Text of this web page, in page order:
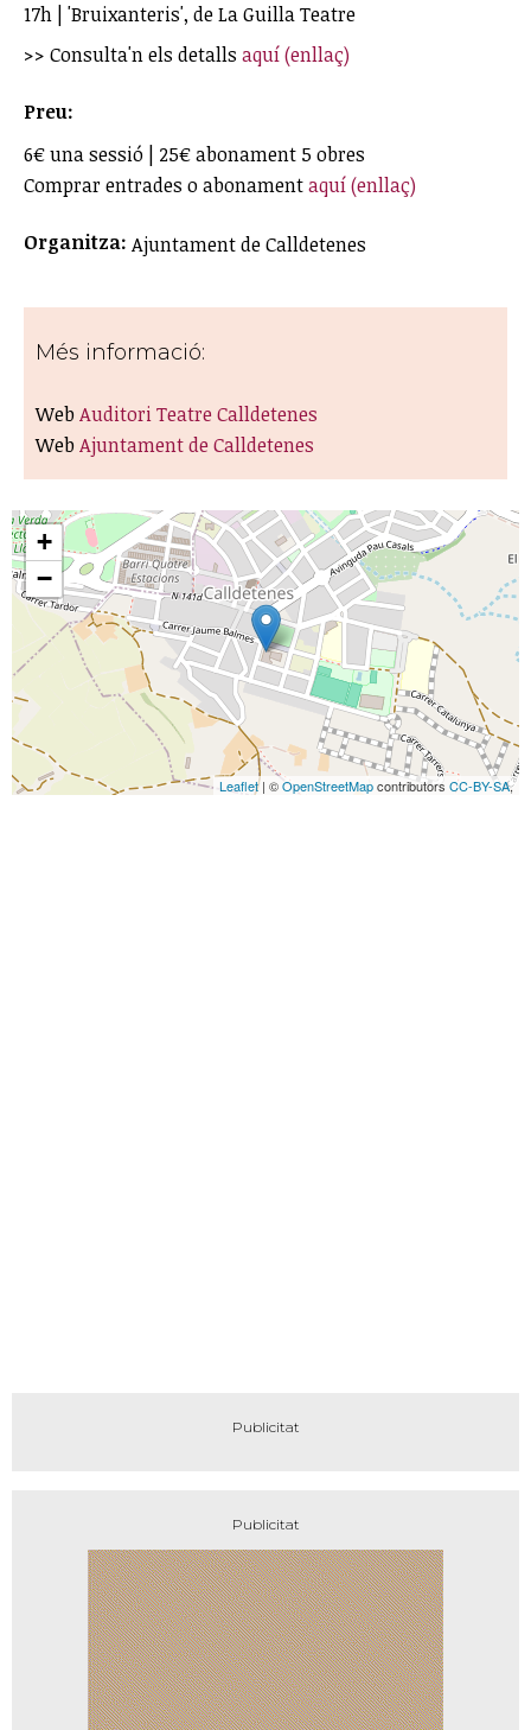
17h | 'Bruixanteris', de La Guilla Teatre
>> Consulta'n els detalls aquí (enllaç)
Preu:
6€ una sessió | 25€ abonament 5 obres
Comprar entrades o abonamentaquí (enllaç)
Organitza: Ajuntament de Calldetenes
Més informació:
WebAuditori Teatre Calldetenes
WebAjuntament de Calldetenes
+
−
Leaflet| ©OpenStreetMapcontributors CC-BY-SA,